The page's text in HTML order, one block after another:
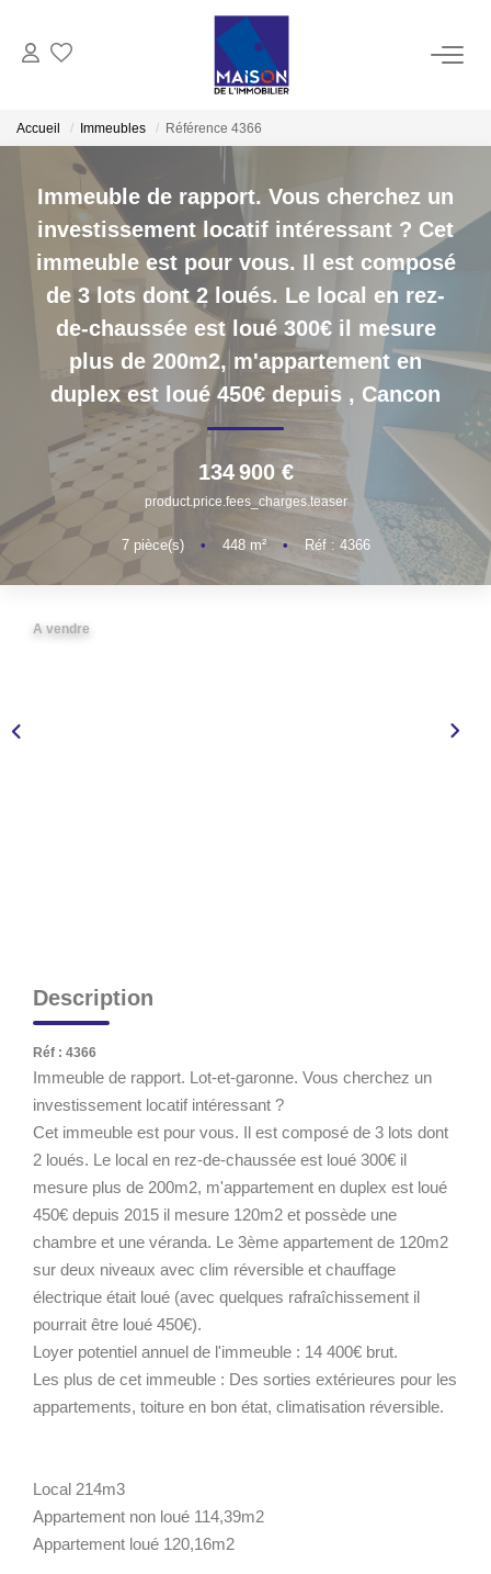
LOCATION
GESTION
ESTIMATION
Estimer Vendre
Estimation En Ligne Gratuite
Biens Vendus
NOS AGENCES
Accueil Immeubles Référence 4366
Immeuble de rapport. Vous cherchez un
investissement locatif intéressant ? Cet
immeuble est pour vous. Il est composé
de 3 lots dont 2 loués. Le local en rez-
de-chaussée est loué 300€ il mesure
plus de 200m2, m'appartement en
duplex est loué 450€ depuis , Cancon
134 900 €
product.price.fees_charges.teaser
7pièce(s) • 448m² • Réf : 4366
A vendre
Description
Réf : 4366
Immeuble de rapport. Lot-et-garonne. Vous cherchez un
investissement locatif intéressant ?
Cet immeuble est pour vous. Il est composé de 3 lots dont
2 loués. Le local en rez-de-chaussée est loué 300€ il
mesure plus de 200m2, m'appartement en duplex est loué
450€ depuis 2015 il mesure 120m2 et possède une
chambre et une véranda. Le 3ème appartement de 120m2
sur deux niveaux avec clim réversible et chauffage
électrique était loué (avec quelques rafraîchissement il
pourrait être loué 450€).
Loyer potentiel annuel de l'immeuble : 14 400€ brut.
Les plus de cet immeuble : Des sorties extérieures pour les
appartements, toiture en bon état, climatisation réversible.
Local 214m3
Appartement non loué 114,39m2
Appartement loué 120,16m2